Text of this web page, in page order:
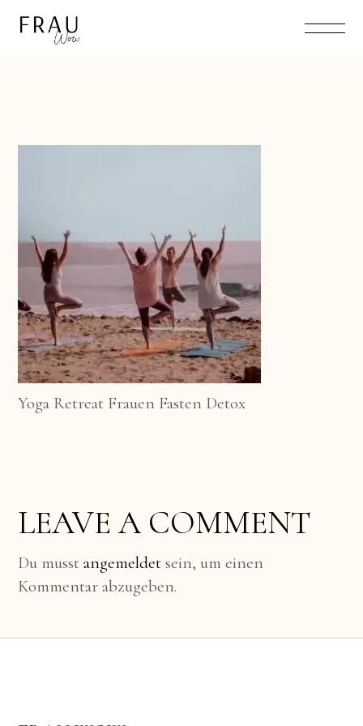
Yoga Retreat Frauen Fasten Detox
LEAVE A COMMENT
Du musstangemeldet sein, um einen
Kommentar abzugeben.